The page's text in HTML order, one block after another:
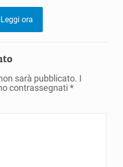
Leggi ora
sarà pubblicato. I
contrassegnati *